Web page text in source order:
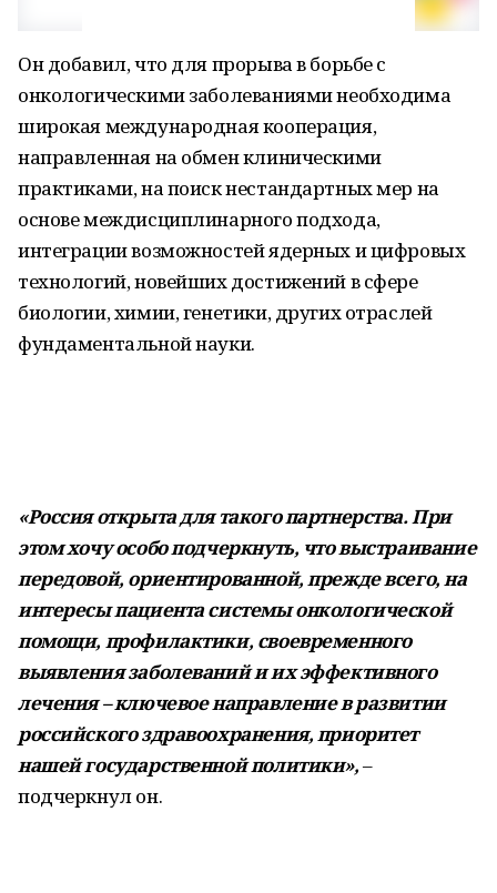
Он добавил, что для прорыва в борьбе с
онкологическими заболеваниями необходима
широкая международная кооперация,
направленная на обмен клиническими
практиками, на поиск нестандартных мер на
основе междисциплинарного подхода,
интеграции возможностей ядерных и цифровых
технологий, новейших достижений в сфере
биологии, химии, генетики, других отраслей
фундаментальной науки.
«Россия открыта для такого партнерства. При
этом хочу особо подчеркнуть, что выстраивание
передовой, ориентированной, прежде всего, на
интересы пациента системы онкологической
помощи, профилактики, своевременного
выявления заболеваний и их эффективного
лечения – ключевое направление в развитии
российского здравоохранения, приоритет
нашей государственной политики»,–
подчеркнул он.